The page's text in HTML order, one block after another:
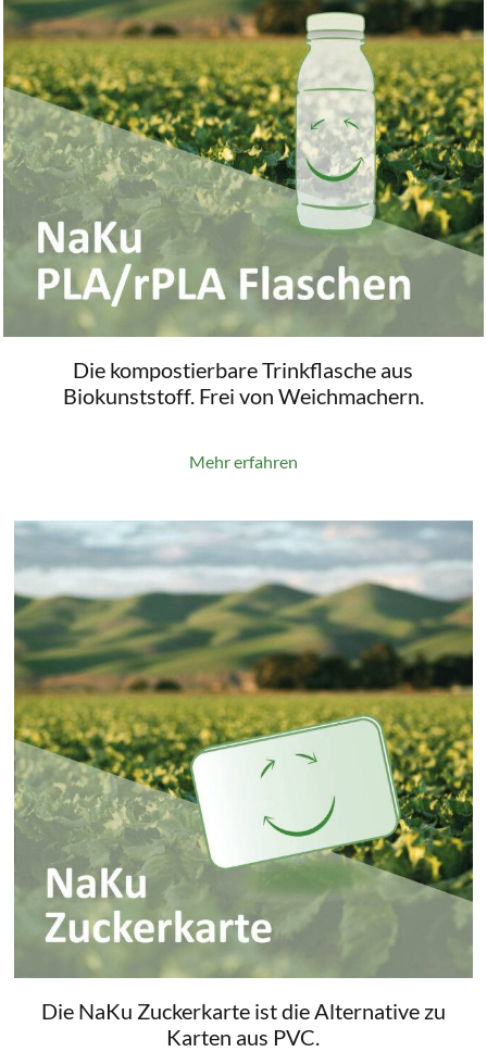
Die kompostierbare Trinkflasche aus
Biokunststoff. Frei von Weichmachern.
Mehr erfahren
Die NaKu Zuckerkarte ist die Alternative zu
Karten aus PVC.